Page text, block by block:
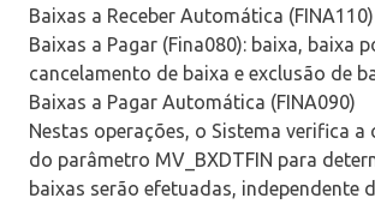
Baixas a Receber Automática (FINA110)
Baixas a Pagar (Fina080): baixa, baixa
cancelamento de baixa e exclusão de
Baixas a Pagar Automática (FINA090)
Nestas operações, o Sistema verifica a
do parâmetro MV_BXDTFIN para
baixas serão efetuadas, independente